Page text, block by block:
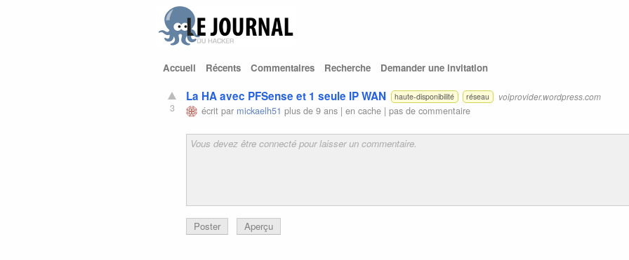
Accueil Récents Commentaires Recherche Demander une invitation
3
La HA avec PFSense et 1 seule IP WAN haute-disponibilité réseau voiprovider.wordpress.com
écrit par mickaelh51 plus de 9 ans |en cache |pas de commentaire
Poster Aperçu